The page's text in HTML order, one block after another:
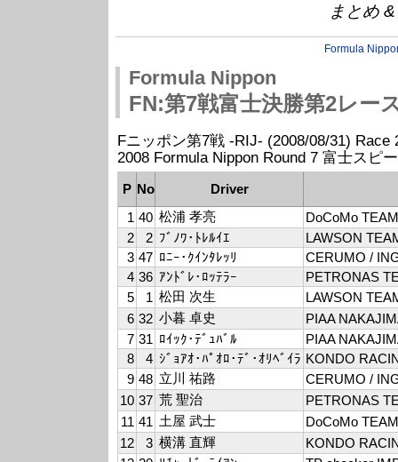
まとめ
Formula
Formula Nippon
FN:第7戦富士決勝第2レー
Fニッポン第7戦 -RIJ- (2008/08/31) Race
2008 Formula Nippon Round 7 富士スピ
P No
Driver
1 40 松浦 孝亮
DoCoMo
2
2 ﾌﾞﾉﾜ･ﾄﾚﾙｲｴ
LAWSON
3 47 ﾛﾆｰ･ｸｲﾝﾀﾚｯﾘ
CERUMO /
4 36 ｱﾝﾄﾞﾚ･ﾛｯﾃﾗｰ
PETRONAS
5
1 松田 次生
LAWSON
6 32 小暮 卓史
PIAA
7 31 ﾛｲｯｸ･ﾃﾞｭﾊﾞﾙ
PIAA
8
4 ｼﾞｮｱｵ･ﾊﾟｵﾛ･ﾃﾞ･ｵﾘﾍﾞｲﾗ KONDO
9 48 立川 祐路
CERUMO /
10 37 荒 聖治
PETRONAS
11 41 土屋 武士
DoCoMo
12
3 横溝 直輝
KONDO